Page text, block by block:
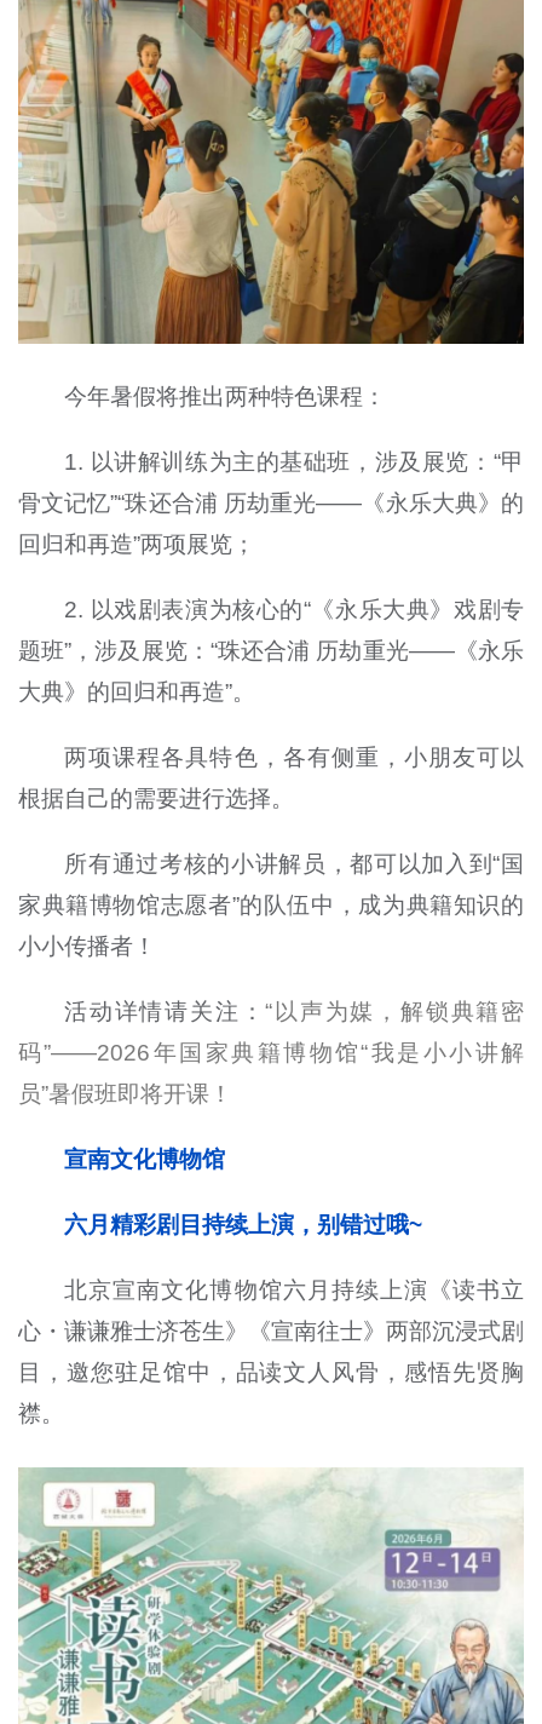
今年暑假将推出两种特色课程：
1. 以讲解训练为主的基础班，涉及展览：“甲
骨文记忆”“珠还合浦 历劫重光——《永乐大典》的
回归和再造”两项展览；
2. 以戏剧表演为核心的“《永乐大典》戏剧专
题班”，涉及展览：“珠还合浦 历劫重光——《永乐
大典》的回归和再造”。
两项课程各具特色，各有侧重，小朋友可以
根据自己的需要进行选择。
所有通过考核的小讲解员，都可以加入到“国
家典籍博物馆志愿者”的队伍中，成为典籍知识的
小小传播者！
活动详情请关注：“以声为媒，解锁典籍密
码”——2026年国家典籍博物馆“我是小小讲解
员”暑假班即将开课！
宣南文化博物馆
六月精彩剧目持续上演，别错过哦~
北京宣南文化博物馆六月持续上演《读书立
心・谦谦雅士济苍生》《宣南往士》两部沉浸式剧
目，邀您驻足馆中，品读文人风骨，感悟先贤胸
襟。